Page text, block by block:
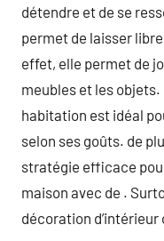
détendre et de se
permet de laisser
effet, elle permet de
meubles et les objets.
habitation est idéal
selon ses goûts. de
stratégie efficace
maison avec de .
décoration